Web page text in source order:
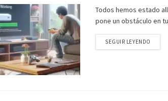
Todos hemos estado
pone un obstáculo en
SEGUIR LEYENDO